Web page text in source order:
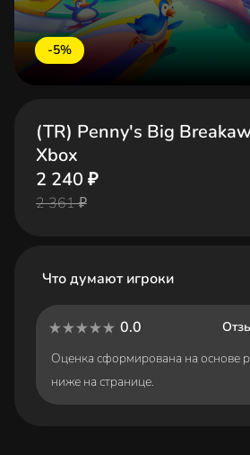
-5%
(TR) Penny's Big
Xbox
2 240 ₽
2 361 ₽
Что думают игроки
0.0
Оценка сформирована на основе
ниже на странице.